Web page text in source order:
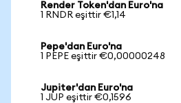
Render Token'dan Euro'na
1 RNDR eşittir €1,14
Pepe'dan Euro'na
1 PEPE eşittir €0,00000248
Jupiter'dan Euro'na
1 JUP eşittir €0,1596